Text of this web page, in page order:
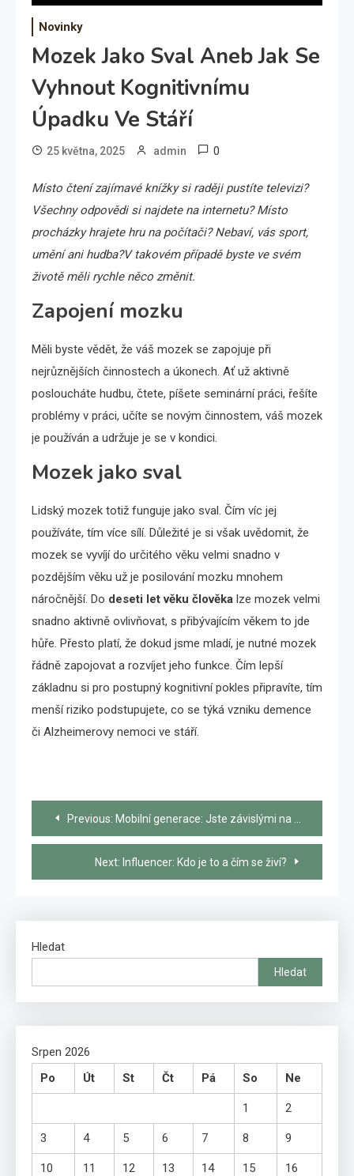
Novinky
Mozek Jako Sval Aneb Jak Se
Vyhnout Kognitivnímu
Úpadku Ve Stáří
25 května, 2025 admin 0
Místo čtení zajímavé knížky si raději pustíte televizi?
Všechny odpovědi si najdete na internetu? Místo
procházky hrajete hru na počítači? Nebaví, vás sport,
umění ani hudba?V takovém případě byste ve svém
životě měli rychle něco změnit.
Zapojení mozku
Měli byste vědět, že váš mozek se zapojuje při
nejrůznějších činnostech a úkonech. Ať už aktivně
posloucháte hudbu, čtete, píšete seminární práci, řešíte
problémy v práci, učíte se novým činnostem, váš mozek
je používán a udržuje je se v kondici.
Mozek jako sval
Lidský mozek totiž funguje jako sval. Čím víc jej
používáte, tím více sílí. Důležité je si však uvědomit, že
mozek se vyvíjí do určitého věku velmi snadno v
pozdějším věku už je posilování mozku mnohem
náročnější. Do deseti let věku člověka lze mozek velmi
snadno aktivně ovlivňovat, s přibývajícím věkem to jde
hůře. Přesto platí, že dokud jsme mladí, je nutné mozek
řádně zapojovat a rozvíjet jeho funkce. Čím lepší
základnu si pro postupný kognitivní pokles připravíte, tím
menší riziko podstupujete, co se týká vzniku demence
či Alzheimerovy nemoci ve stáří.
Navigace
pro
příspěvek
Previous: Mobilní generace: Jste závislými na svém mobilním telefonu?
Next: Influencer: Kdo je to a čím se živí?
Hledat
Hledat
Srpen 2026
Po
Út St Čt Pá So Ne
1 2
3 4 5 6 7 8 9
10 11 12 13 14 15 16